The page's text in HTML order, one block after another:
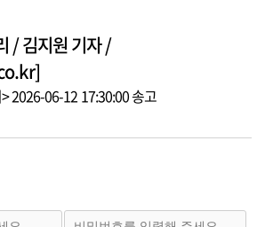
/ 김지원 기자 /
2026-06-12 17:30:00 송고